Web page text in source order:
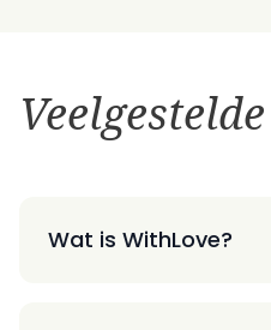
Veelgestelde
Wat is WithLove?